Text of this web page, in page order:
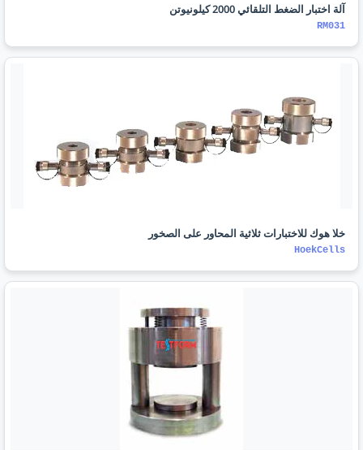
آلة اختبار الضغط التلقائي 2000 كيلونيوتن
RM031
خلا هوك للاختبارات ثلاثية المحاور على الصخور
HoekCells